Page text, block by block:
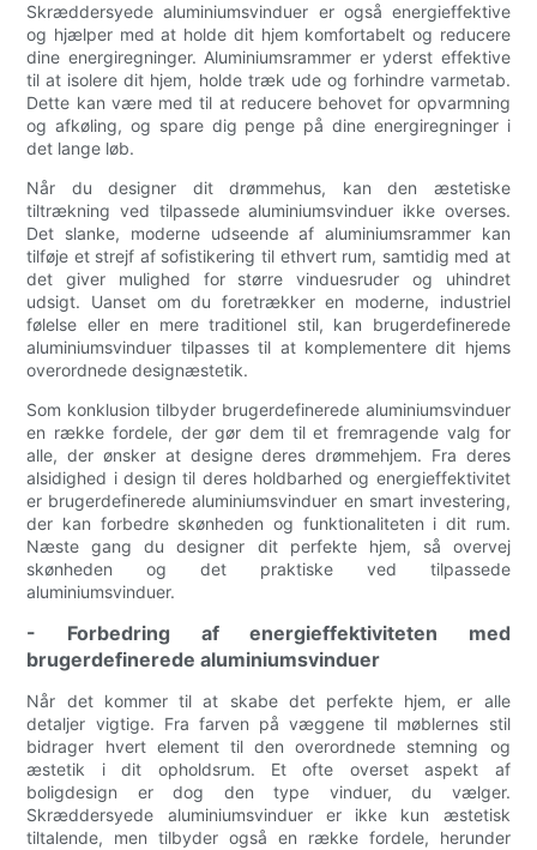
Skræddersyede aluminiumsvinduer er også energieffektive
og hjælper med at holde dit hjem komfortabelt og reducere
dine energiregninger. Aluminiumsrammer er yderst effektive
til at isolere dit hjem, holde træk ude og forhindre varmetab.
Dette kan være med til at reducere behovet for opvarmning
og afkøling, og spare dig penge på dine energiregninger i
det lange løb.
Når du designer dit drømmehus, kan den æstetiske
tiltrækning ved tilpassede aluminiumsvinduer ikke overses.
Det slanke, moderne udseende af aluminiumsrammer kan
tilføje et strejf af sofistikering til ethvert rum, samtidig med at
det giver mulighed for større vinduesruder og uhindret
udsigt. Uanset om du foretrækker en moderne, industriel
følelse eller en mere traditionel stil, kan brugerdefinerede
aluminiumsvinduer tilpasses til at komplementere dit hjems
overordnede designæstetik.
Som konklusion tilbyder brugerdefinerede aluminiumsvinduer
en række fordele, der gør dem til et fremragende valg for
alle, der ønsker at designe deres drømmehjem. Fra deres
alsidighed i design til deres holdbarhed og energieffektivitet
er brugerdefinerede aluminiumsvinduer en smart investering,
der kan forbedre skønheden og funktionaliteten i dit rum.
Næste gang du designer dit perfekte hjem, så overvej
skønheden og det praktiske ved tilpassede
aluminiumsvinduer.
- Forbedring af energieffektiviteten med
brugerdefinerede aluminiumsvinduer
Når det kommer til at skabe det perfekte hjem, er alle
detaljer vigtige. Fra farven på væggene til møblernes stil
bidrager hvert element til den overordnede stemning og
æstetik i dit opholdsrum. Et ofte overset aspekt af
boligdesign er dog den type vinduer, du vælger.
Skræddersyede aluminiumsvinduer er ikke kun æstetisk
tiltalende, men tilbyder også en række fordele, herunder